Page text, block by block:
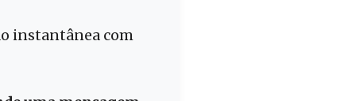
instantânea com